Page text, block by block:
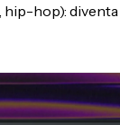
hop): diventa